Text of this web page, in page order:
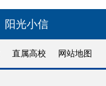
阳光小信
直属高校 网站地图